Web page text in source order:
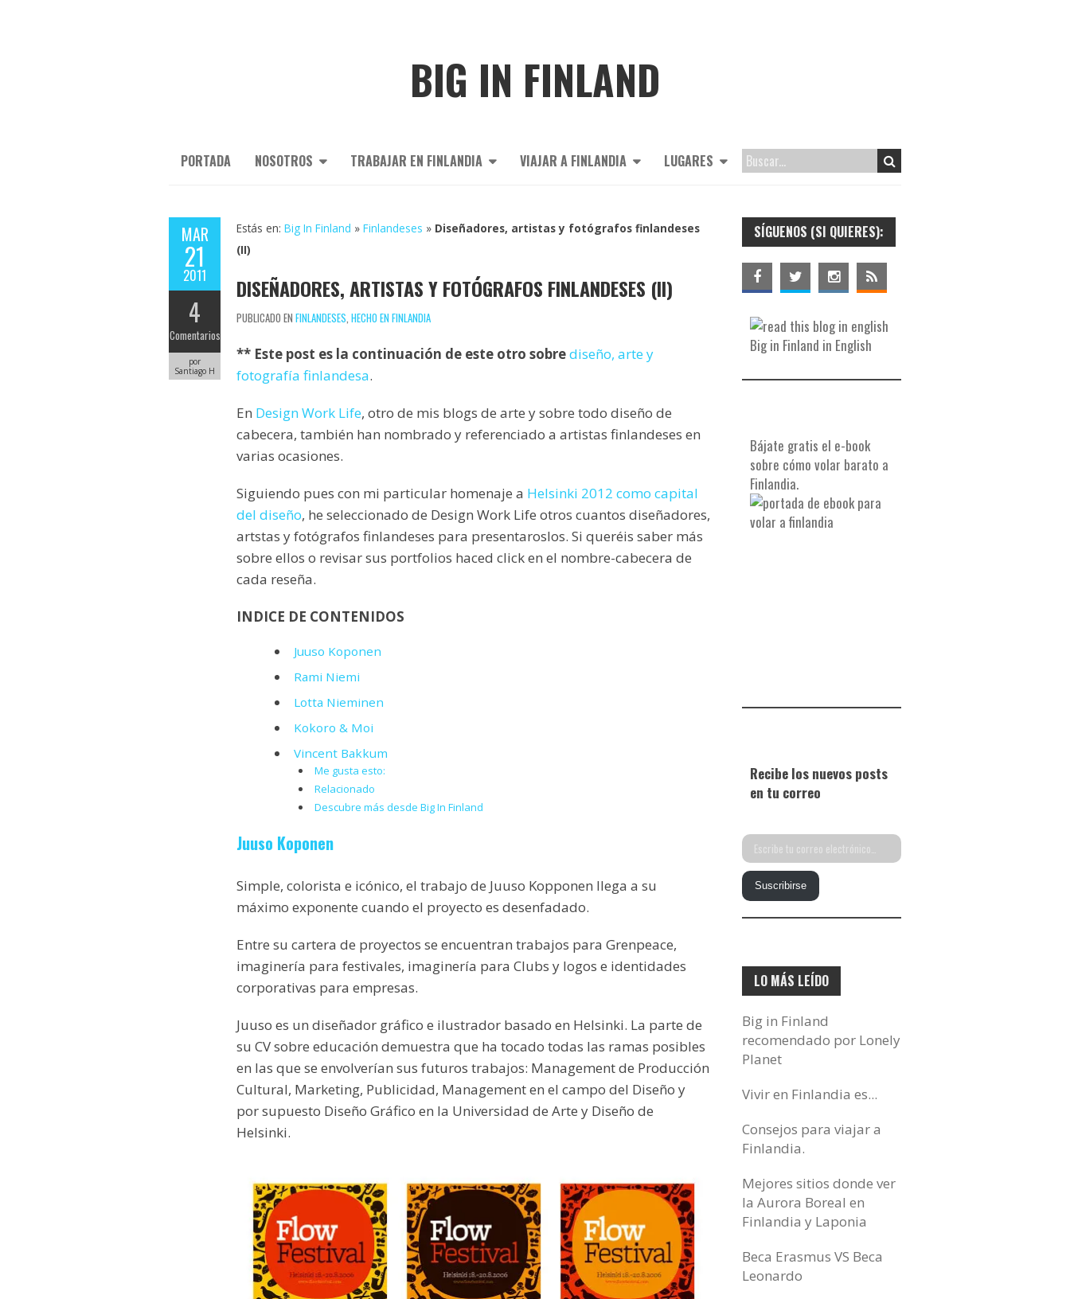
BIG IN FINLAND
PORTADA NOSOTROS TRABAJAR EN FINLANDIA VIAJAR A FINLANDIA LUGARES
MAR
21
2011
4
Comentarios
por
Santiago H
Estás en: Big In Finland » Finlandeses » Diseñadores, artistas y fotógrafos finlandeses
(II)
DISEÑADORES, ARTISTAS Y FOTÓGRAFOS FINLANDESES (II)
PUBLICADO EN FINLANDESES HECHO EN FINLANDIA
** Este post es la continuación de este otro sobrediseño, arte y
fotografía finlandesa.
En Design Work Life, otro de mis blogs de arte y sobre todo diseño de
cabecera, también han nombrado y referenciado a artistas finlandeses en
varias ocasiones.
Siguiendo pues con mi particular homenaje a Helsinki 2012 como capital
del diseño, he seleccionado de Design Work Life otros cuantos diseñadores,
artstas y fotógrafos finlandeses para presentaroslos. Si queréis saber más
sobre ellos o revisar sus portfolios haced click en el nombre-cabecera de
cada reseña.
INDICE DE CONTENIDOS
Juuso Koponen
Rami Niemi
Lotta Nieminen
Kokoro & Moi
Vincent Bakkum
Me gusta esto:
Relacionado
Descubre más desde Big In Finland
Juuso Koponen
Simple, colorista e icónico, el trabajo de Juuso Kopponen llega a su
máximo exponente cuando el proyecto es desenfadado.
Entre su cartera de proyectos se encuentran trabajos para Grenpeace,
imaginería para festivales, imaginería para Clubs y logos e identidades
corporativas para empresas.
Juuso es un diseñador gráfico e ilustrador basado en Helsinki. La parte de
su CV sobre educación demuestra que ha tocado todas las ramas posibles
en las que se envolverían sus futuros trabajos: Management de Producción
Cultural, Marketing, Publicidad, Management en el campo del Diseño y
por supuesto Diseño Gráfico en la Universidad de Arte y Diseño de
Helsinki.
SÍGUENOS (SI QUIERES):
Big in Finland in English
Bájate gratis el e-book
sobre cómo volar barato a
Finlandia.
Recibe los nuevos posts
en tu correo
Escribe
tu
correo
electrónico…
Suscribirse
LO MÁS LEÍDO
Big in Finland
recomendado por Lonely
Planet
Vivir en Finlandia es...
Consejos para viajar a
Finlandia.
Mejores sitios donde ver
la Aurora Boreal en
Finlandia y Laponia
Beca Erasmus VS Beca
Leonardo